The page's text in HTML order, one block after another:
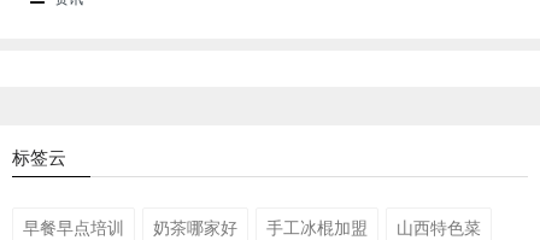
标签云
早餐早点培训 奶茶哪家好 手工冰棍加盟
山西特色菜